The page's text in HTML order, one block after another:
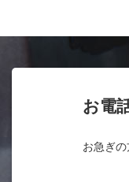
お電
お急ぎ